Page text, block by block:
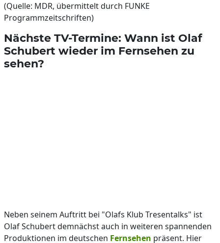
(Quelle: MDR, übermittelt durch FUNKE
Programmzeitschriften)
Nächste TV-Termine: Wann ist Olaf
Schubert wieder im Fernsehen zu
sehen?
Neben seinem Auftritt bei "Olafs Klub Tresentalks" ist
Olaf Schubert demnächst auch in weiteren spannenden
Produktionen im deutschen Fernsehen präsent. Hier